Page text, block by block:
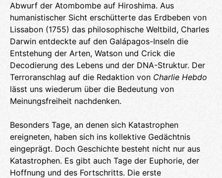
Abwurf der Atombombe auf Hiroshima. Aus
humanistischer Sicht erschütterte das Erdbeben von
Lissabon (1755) das philosophische Weltbild, Charles
Darwin entdeckte auf den Galápagos-Inseln die
Entstehung der Arten, Watson und Crick die
Decodierung des Lebens und der DNA-Struktur. Der
Terroranschlag auf die Redaktion von Charlie Hebdo
lässt uns wiederum über die Bedeutung von
Meinungsfreiheit nachdenken.
Besonders Tage, an denen sich Katastrophen
ereigneten, haben sich ins kollektive Gedächtnis
eingeprägt. Doch Geschichte besteht nicht nur aus
Katastrophen. Es gibt auch Tage der Euphorie, der
Hoffnung und des Fortschritts. Die erste